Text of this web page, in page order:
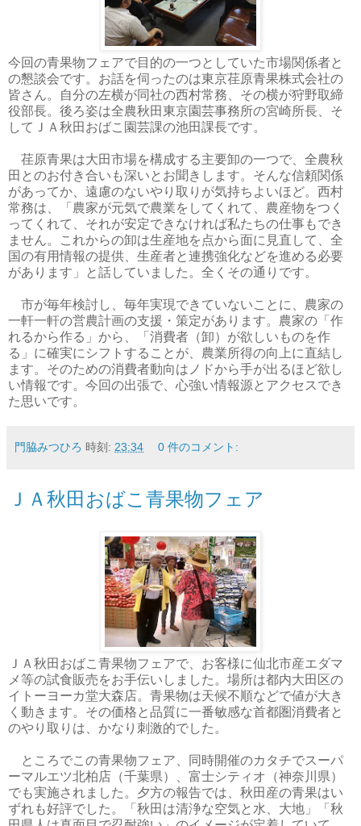
今回の青果物フェアで目的の一つとしていた市場関係者と
の懇談会です。お話を伺ったのは東京荏原青果株式会社の
皆さん。自分の左横が同社の西村常務、その横が狩野取締
役部長。後ろ姿は全農秋田東京園芸事務所の宮崎所長、そ
してＪＡ秋田おばこ園芸課の池田課長です。
荏原青果は大田市場を構成する主要卸の一つで、全農秋
田とのお付き合いも深いとお聞きします。そんな信頼関係
があってか、遠慮のないやり取りが気持ちよいほど。西村
常務は、「農家が元気で農業をしてくれて、農産物をつく
ってくれて、それが安定できなければ私たちの仕事もでき
ません。これからの卸は生産地を点から面に見直して、全
国の有用情報の提供、生産者と連携強化などを進める必要
があります」と話していました。全くその通りです。
市が毎年検討し、毎年実現できていないことに、農家の
一軒一軒の営農計画の支援・策定があります。農家の「作
れるから作る」から、「消費者（卸）が欲しいものを作
る」に確実にシフトすることが、農業所得の向上に直結し
ます。そのための消費者動向はノドから手が出るほど欲し
い情報です。今回の出張で、心強い情報源とアクセスでき
た思いです。
門脇みつひろ 時刻: 23:34 0 件のコメント:
ＪＡ秋田おばこ青果物フェア
ＪＡ秋田おばこ青果物フェアで、お客様に仙北市産エダマ
メ等の試食販売をお手伝いしました。場所は都内大田区の
イトーヨーカ堂大森店。青果物は天候不順などで値が大き
く動きます。その価格と品質に一番敏感な首都圏消費者と
のやり取りは、かなり刺激的でした。
ところでこの青果物フェア、同時開催のカタチでスーパ
ーマルエツ北柏店（千葉県）、富士シティオ（神奈川県）
でも実施されました。夕方の報告では、秋田産の青果はい
ずれも好評でした。「秋田は清浄な空気と水、大地」「秋